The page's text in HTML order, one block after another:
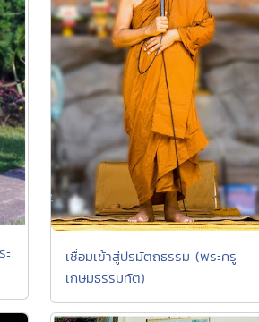
เชื่อมเข้าสู่ปรมัตถธรรม (พระครู
เกษมธรรมทัต)